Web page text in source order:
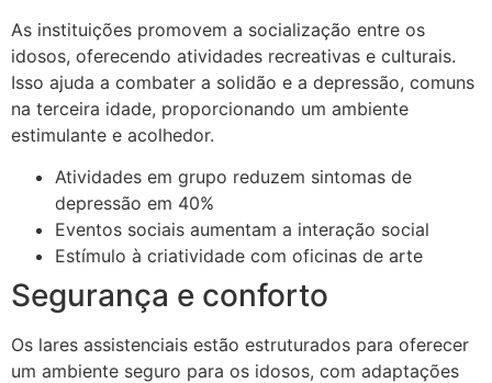
As instituições promovem a socialização entre os
idosos, oferecendo atividades recreativas e culturais.
Isso ajuda a combater a solidão e a depressão, comuns
na terceira idade, proporcionando um ambiente
estimulante e acolhedor.
Atividades em grupo reduzem sintomas de
depressão em 40%
Eventos sociais aumentam a interação social
Estímulo à criatividade com oficinas de arte
Segurança e conforto
Os lares assistenciais estão estruturados para oferecer
um ambiente seguro para os idosos, com adaptações